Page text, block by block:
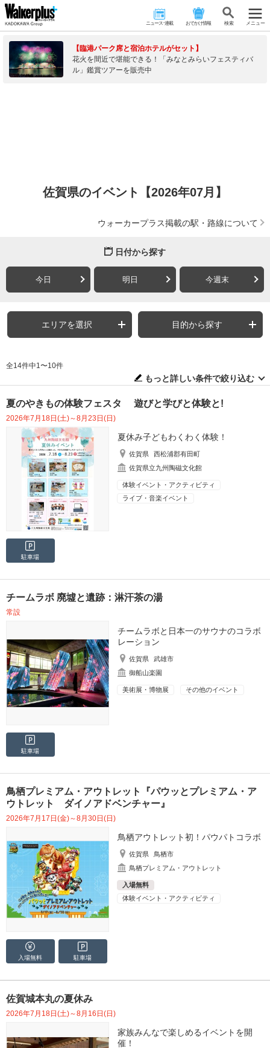
ニュース･連載 おでかけ情報 検 索 メニュー
【臨港パーク席と宿泊ホテルがセット】
花火を間近で堪能できる！「みなとみらいフェスティバ
ル」鑑賞ツアーを販売中
佐賀県のイベント【2026年07月】
ウォーカープラス掲載の駅・路線について
日付から探す
今日 明日 今週末
エリアを選択 目的から探す
全14件中1〜10件
もっと詳しい条件で絞り込む
夏のやきもの体験フェスタ 遊びと学びと体験と!
2026年7月18日(土)～8月23日(日)
夏休み子どもわくわく体験！
佐賀県
西松浦郡有田町
佐賀県立九州陶磁文化館
体験イベント・アクティビティ
ライブ・音楽イベント
駐車場
チームラボ 廃墟と遺跡：淋汗茶の湯
常設
チームラボと日本一のサウナのコラボ
レーション
佐賀県
武雄市
御船山楽園
美術展・博物展 その他のイベント
駐車場
鳥栖プレミアム・アウトレット『パウッとプレミアム・ア
ウトレット ダイノアドベンチャー』
2026年7月17日(金)～8月30日(日)
鳥栖アウトレット初！パウパトコラボ
佐賀県
鳥栖市
鳥栖プレミアム・アウトレット
入場無料
体験イベント・アクティビティ
入場無料 駐車場
佐賀城本丸の夏休み
2026年7月18日(土)～8月16日(日)
家族みんなで楽しめるイベントを開
催！